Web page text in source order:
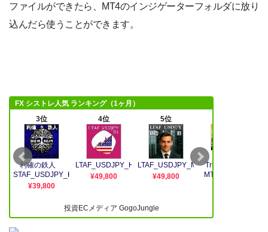
ファイルができたら、MT4のインジゲーターフォルダに放り
込んだら使うことができます。